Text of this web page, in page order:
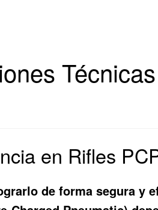
en Rifles
de forma segura y